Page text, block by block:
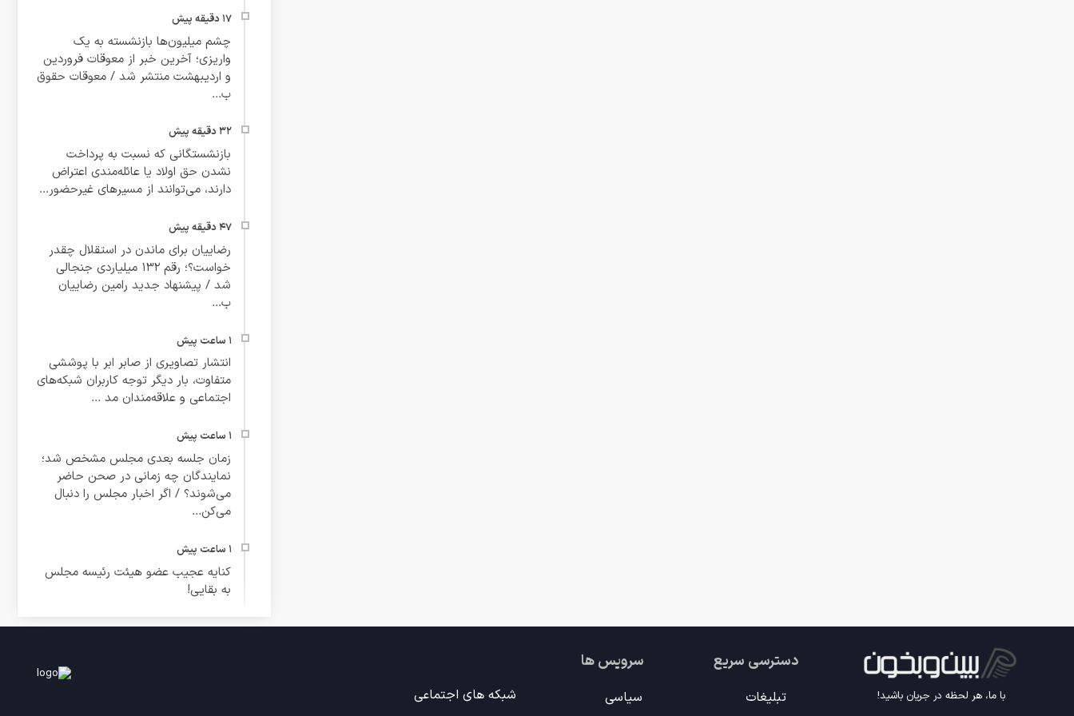
چشم میلیون‌ها بازنشسته به یک
واریزی؛ آخرین خبر از معوقات فروردین
و اردیبهشت منتشر شد / معوقات حقوق
ب...
بازنشستگانی که نسبت به پرداخت
نشدن حق اولاد یا عائله‌مندی اعتراض
دارند، می‌توانند از مسیرهای غیرحضور...
رضاییان برای ماندن در استقلال چقدر
خواست؟؛ رقم ۱۳۲ میلیاردی جنجالی
شد / پیشنهاد جدید رامین رضاییان
ب...
انتشار تصاویری از صابر ابر با پوششی
متفاوت، بار دیگر توجه کاربران شبکه‌های
اجتماعی و علاقه‌مندان مد ...
زمان جلسه بعدی مجلس مشخص شد؛
نمایندگان چه زمانی در صحن حاضر
می‌شوند؟ / اگر اخبار مجلس را دنبال
می‌کن...
کنایه عجیب عضو هیئت رئیسه مجلس
به بقایی!
با ما، هر لحظه در جریان باشید!
دسترسی سریع
تبلیغات
سرویس ها
سیاسی شبکه های اجتماعی